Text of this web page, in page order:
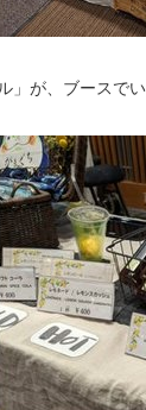
が、ブースで